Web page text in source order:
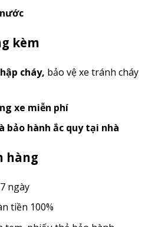
kèm
cháy, bảo vệ xe tránh cháy
xe miễn phí
bảo hành ắc quy tại nhà
hàng
ngày
tiền 100%